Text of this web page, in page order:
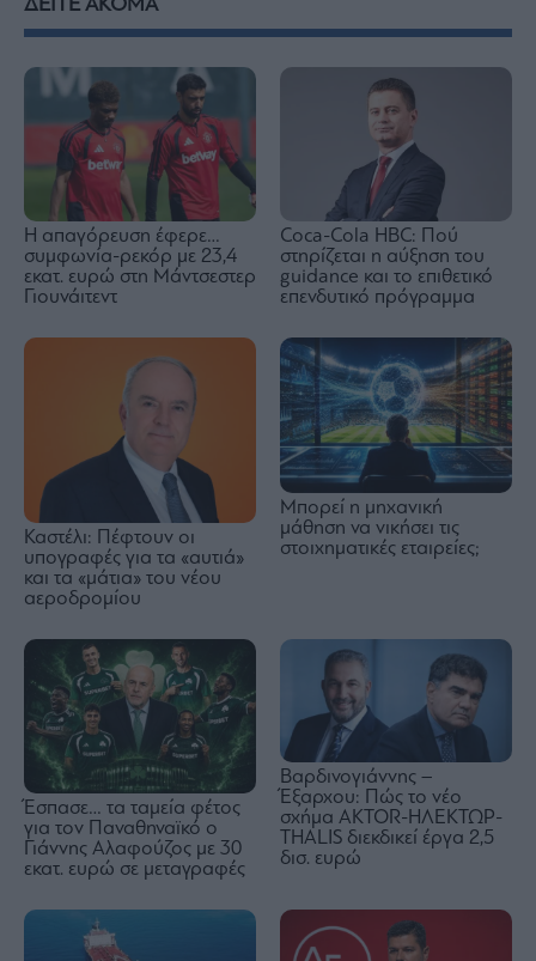
ΔΕΙΤΕ ΑΚΟΜΑ
Η απαγόρευση έφερε…
συμφωνία-ρεκόρ με 23,4
εκατ. ευρώ στη Μάντσεστερ
Γιουνάιτεντ
Coca-Cola HBC: Πού
στηρίζεται η αύξηση του
guidance και το επιθετικό
επενδυτικό πρόγραμμα
Καστέλι: Πέφτουν οι
υπογραφές για τα «αυτιά»
και τα «μάτια» του νέου
αεροδρομίου
Μπορεί η μηχανική
μάθηση να νικήσει τις
στοιχηματικές εταιρείες;
Έσπασε… τα ταμεία φέτος
για τον Παναθηναϊκό ο
Γιάννης Αλαφούζος με 30
εκατ. ευρώ σε μεταγραφές
Βαρδινογιάννης –
Έξαρχου: Πώς το νέο
σχήμα ΑKTOR-ΗΛΕΚΤΩΡ-
THALIS διεκδικεί έργα 2,5
δισ. ευρώ